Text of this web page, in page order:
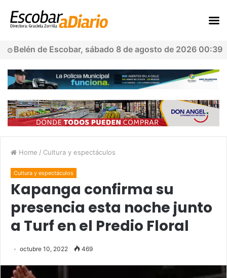
Belén de Escobar, sábado 8 de agosto de 2026 00:39
Home / Cultura y espectáculos
Cultura y espectáculos
Kapanga confirma su
presencia esta noche junto
a Turf en el Predio Floral
octubre 10, 2022 469